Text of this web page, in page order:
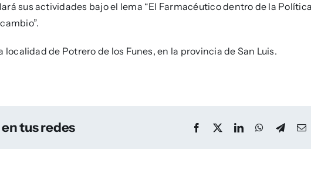
sus actividades bajo el lema “El Farmacéutico dentro de la Política
localidad de Potrero de los Funes, en la provincia de San Luis.
tus redes